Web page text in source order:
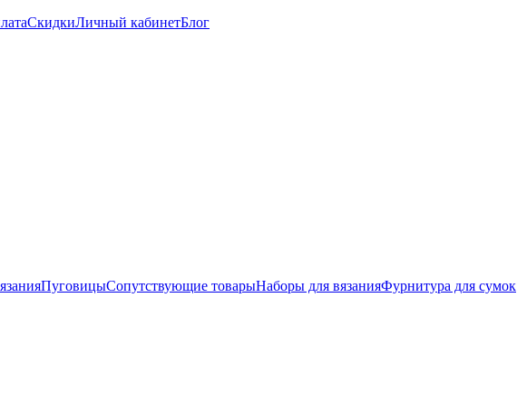
СкидкиЛичный кабинетБлог
ПуговицыСопутствующие товарыНаборы для вязанияФурнитура для сумок